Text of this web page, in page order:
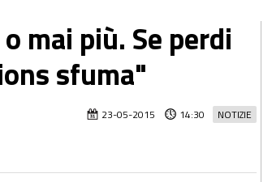
mai più. Se perdi
sfuma"
NOTIZIE
23-05-2015 14:30